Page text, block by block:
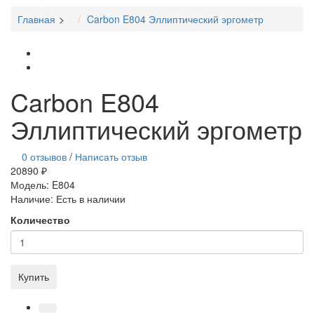
Главная
Carbon E804 Эллиптический эргометр
Carbon E804
Эллиптический эргометр
0 отзывов / Написать отзыв
20890 ₽
Модель: E804
Наличие: Есть в наличии
Количество
Купить